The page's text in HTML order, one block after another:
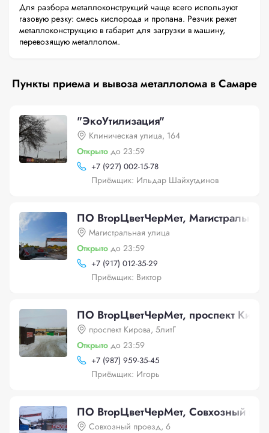
Для разбора металлоконструкций чаще всего используют
газовую резку: смесь кислорода и пропана. Резчик режет
металлоконструкцию в габарит для загрузки в машину,
перевозящую металлолом.
Пункты приема и вывоза металлолома в Самаре
"ЭкоУтилизация"
Клиническая улица, 164
Открыто до 23:59
+7 (927) 002-15-78
Приёмщик: Ильдар Шайхутдинов
ПО ВторЦветЧерМет, Магистральная
Магистральная улица
Открыто до 23:59
+7 (917) 012-35-29
Приёмщик: Виктор
ПО ВторЦветЧерМет, проспект
проспект Кирова, 5литГ
Открыто до 23:59
+7 (987) 959-35-45
Приёмщик: Игорь
ПО ВторЦветЧерМет, Совхозный
Совхозный проезд, 6